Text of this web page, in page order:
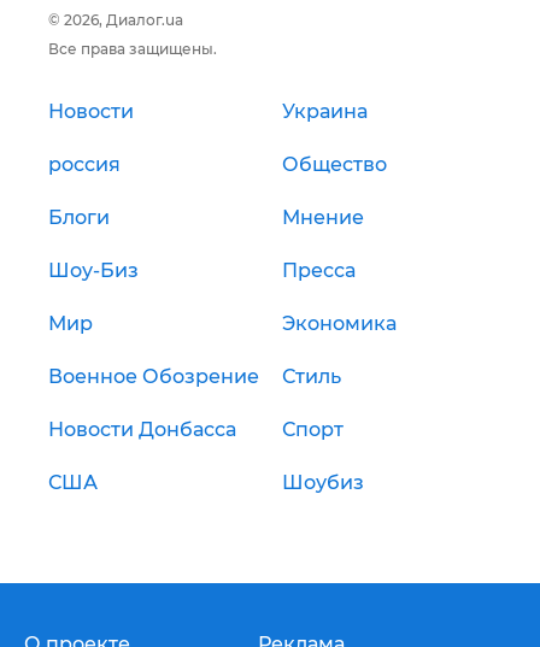
© 2026, Диалог.ua
Все права защищены.
Новости Украина
россия Общество
Блоги Мнение
Шоу-Биз Пресса
Мир Экономика
Военное Обозрение Стиль
Новости Донбасса Спорт
США Шоубиз